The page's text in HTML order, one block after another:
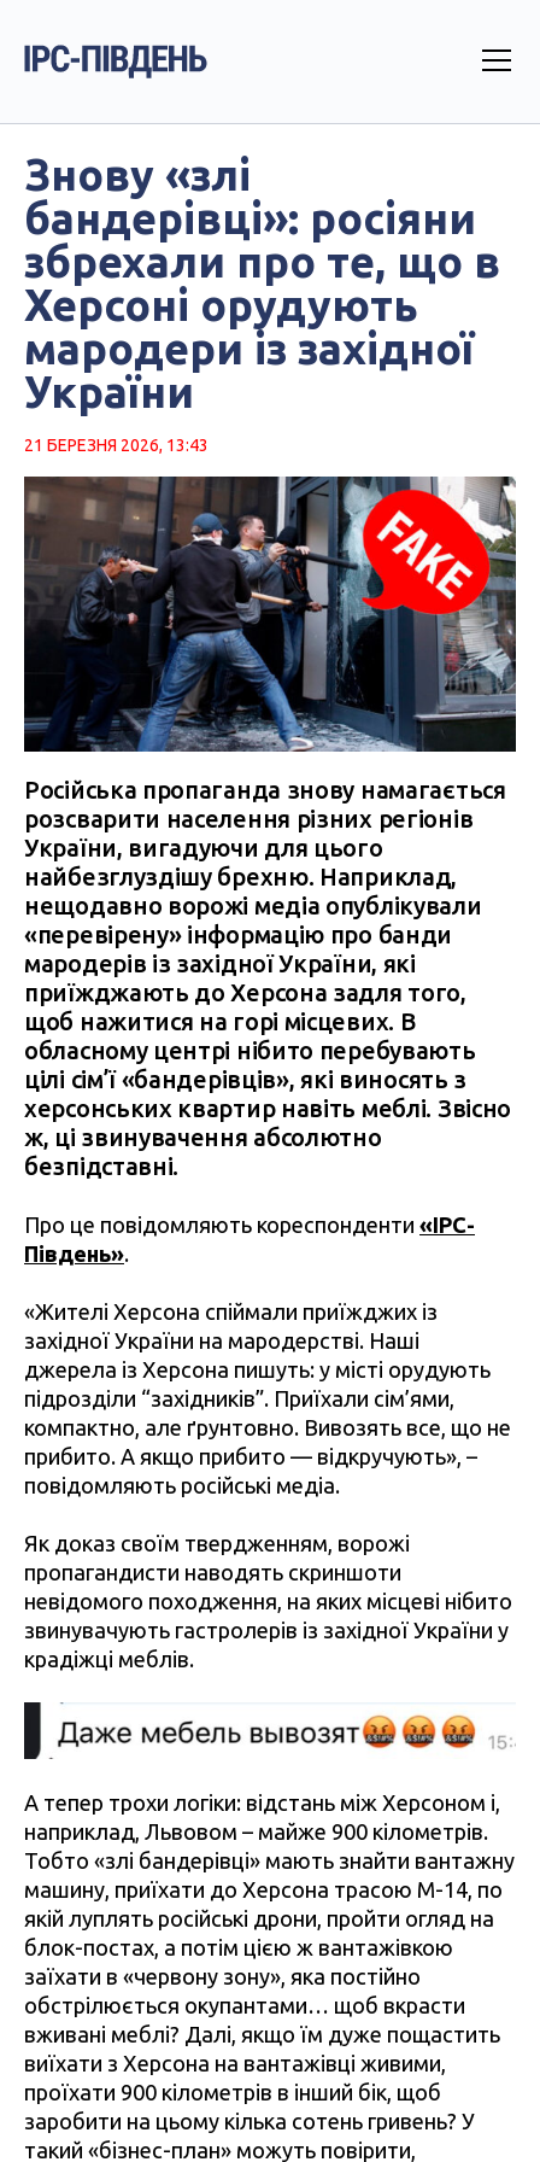
Знову «злі
бандерівці»: росіяни
збрехали про те, що в
Херсоні орудують
мародери із західної
України
21 БЕРЕЗНЯ 2026, 13:43
Російська пропаганда знову намагається
розсварити населення різних регіонів
України, вигадуючи для цього
найбезглуздішу брехню. Наприклад,
нещодавно ворожі медіа опублікували
«перевірену» інформацію про банди
мародерів із західної України, які
приїжджають до Херсона задля того,
щоб нажитися на горі місцевих. В
обласному центрі нібито перебувають
цілі сім’ї «бандерівців», які виносять з
херсонських квартир навіть меблі. Звісно
ж, ці звинувачення абсолютно
безпідставні.
Про це повідомляють кореспонденти «IPC-
Південь».
«Жителі Херсона спіймали приїжджих із
західної України на мародерстві. Наші
джерела із Херсона пишуть: у місті орудують
підрозділи “західників”. Приїхали сім’ями,
компактно, але ґрунтовно. Вивозять все, що не
прибито. А якщо прибито — відкручують», –
повідомляють російські медіа.
Як доказ своїм твердженням, ворожі
пропагандисти наводять скриншоти
невідомого походження, на яких місцеві нібито
звинувачують гастролерів із західної України у
крадіжці меблів.
А тепер трохи логіки: відстань між Херсоном і,
наприклад, Львовом – майже 900 кілометрів.
Тобто «злі бандерівці» мають знайти вантажну
машину, приїхати до Херсона трасою М-14, по
якій луплять російські дрони, пройти огляд на
блок-постах, а потім цією ж вантажівкою
заїхати в «червону зону», яка постійно
обстрілюється окупантами… щоб вкрасти
вживані меблі? Далі, якщо їм дуже пощастить
виїхати з Херсона на вантажівці живими,
проїхати 900 кілометрів в інший бік, щоб
заробити на цьому кілька сотень гривень? У
такий «бізнес-план» можуть повірити,